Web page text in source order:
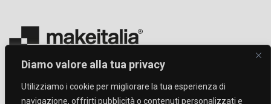
Diamo valore alla tua privacy
Utilizziamo i cookie per migliorare la tua esperienza di
navigazione, offrirti pubblicità o contenuti personalizzati e
Makeitalia S.r.l. a Socio Unico
tel: +39 059 951047
mail: info@makeitalia.com